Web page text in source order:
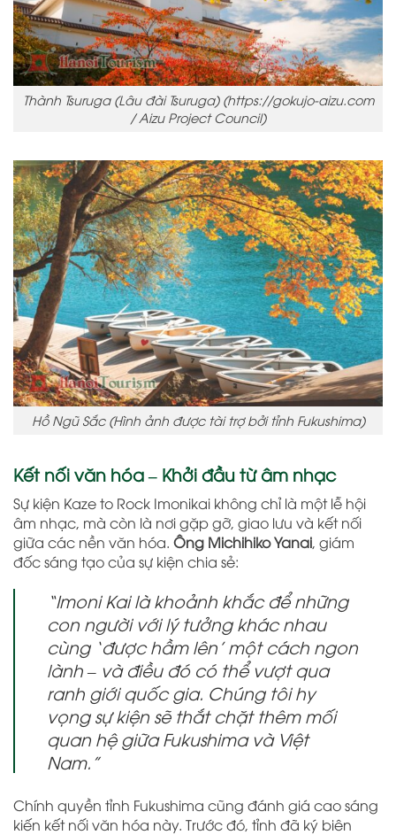
Thành Tsuruga (Lâu đài Tsuruga) (https://gokujo-aizu.com
/ Aizu Project Council)
Hồ Ngũ Sắc (Hình ảnh được tài trợ bởi tỉnh Fukushima)
Kết nối văn hóa – Khởi đầu từ âm nhạc
Sự kiện Kaze to Rock Imonikai không chỉ là một lễ hội
âm nhạc, mà còn là nơi gặp gỡ, giao lưu và kết nối
giữa các nền văn hóa. Ông Michihiko Yanai, giám
đốc sáng tạo của sự kiện chia sẻ:
“Imoni Kai là khoảnh khắc để những
con người với lý tưởng khác nhau
cùng ‘được hầm lên’ một cách ngon
lành – và điều đó có thể vượt qua
ranh giới quốc gia. Chúng tôi hy
vọng sự kiện sẽ thắt chặt thêm mối
quan hệ giữa Fukushima và Việt
Nam.”
Chính quyền tỉnh Fukushima cũng đánh giá cao sáng
kiến kết nối văn hóa này. Trước đó, tỉnh đã ký biên